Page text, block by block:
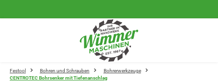
Festool Bohren und Schrauben
Bohrerwerkzeuge
CENTROTEC Bohrsenker mit Tiefenanschlag